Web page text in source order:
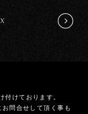
付けております。
問合せして頂く事も